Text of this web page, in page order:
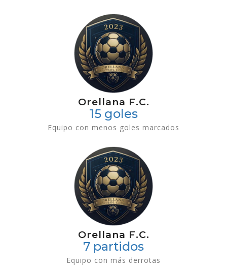
Orellana F.C.
15 goles
Equipo con menos goles marcados
Orellana F.C.
7 partidos
Equipo con más derrotas